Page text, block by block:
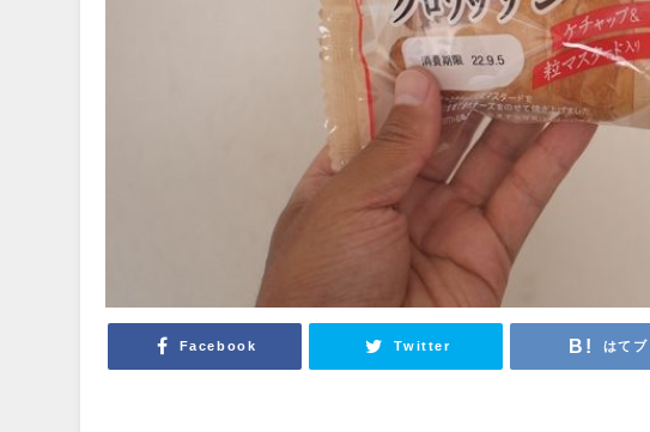
Facebook Twitter はてブ